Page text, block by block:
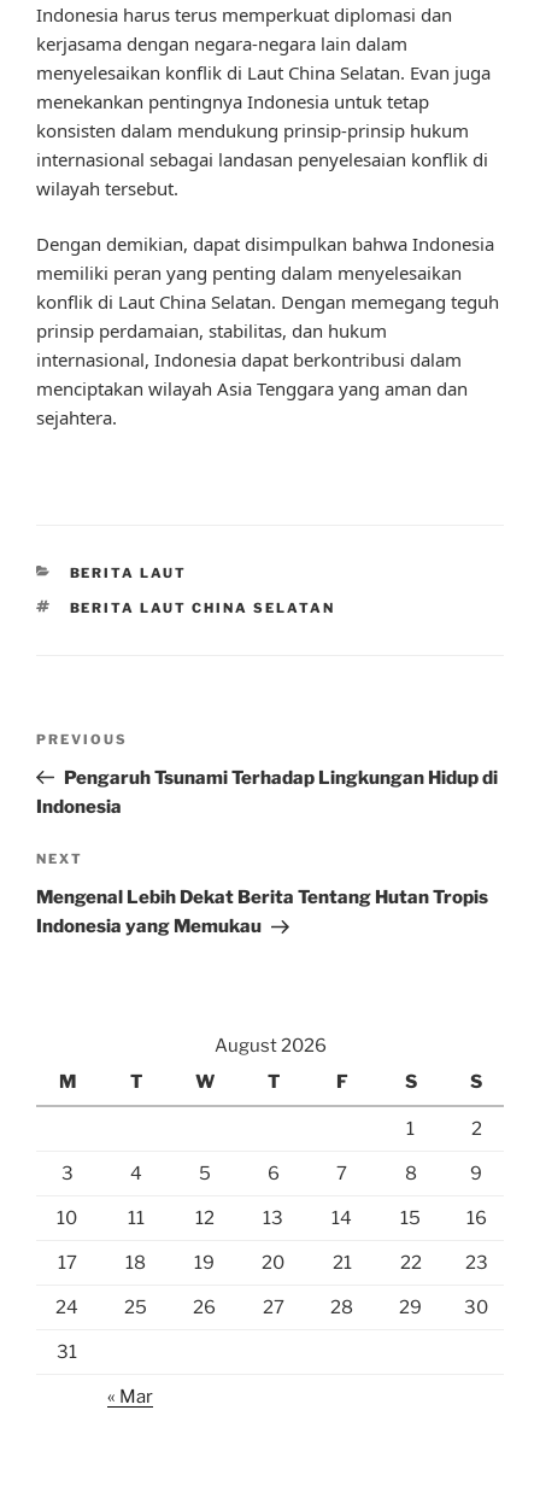
Indonesia harus terus memperkuat diplomasi dan
kerjasama dengan negara-negara lain dalam
menyelesaikan konflik di Laut China Selatan. Evan juga
menekankan pentingnya Indonesia untuk tetap
konsisten dalam mendukung prinsip-prinsip hukum
internasional sebagai landasan penyelesaian konflik di
wilayah tersebut.
Dengan demikian, dapat disimpulkan bahwa Indonesia
memiliki peran yang penting dalam menyelesaikan
konflik di Laut China Selatan. Dengan memegang teguh
prinsip perdamaian, stabilitas, dan hukum
internasional, Indonesia dapat berkontribusi dalam
menciptakan wilayah Asia Tenggara yang aman dan
sejahtera.
CATEGORIES
BERITA LAUT
TAGS
BERITA LAUT CHINA SELATAN
Previous
Post
PREVIOUS
Pengaruh Tsunami Terhadap Lingkungan Hidup di
Indonesia
Next
Post
NEXT
Mengenal Lebih Dekat Berita Tentang Hutan Tropis
Indonesia yang Memukau
August 2026
M
T W T F S S
1 2
3 4 5 6 7 8 9
10 11 12 13 14 15 16
17 18 19 20 21 22 23
24 25 26 27 28 29 30
31
« Mar